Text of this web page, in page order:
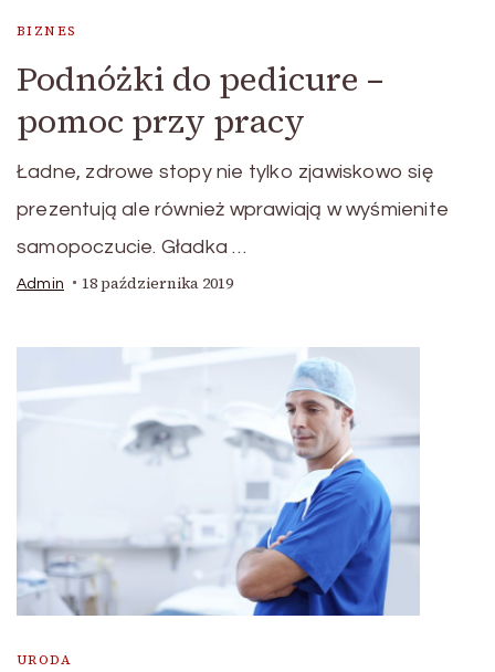
BIZNES
Podnóżki do pedicure –
pomoc przy pracy
Ładne, zdrowe stopy nie tylko zjawiskowo się
prezentują ale również wprawiają w wyśmienite
samopoczucie. Gładka …
Admin 18 października 2019
URODA